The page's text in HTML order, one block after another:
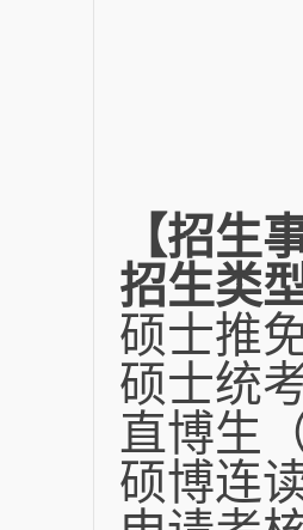
【招生
招生类
硕士推
硕士统
直博生
硕博连